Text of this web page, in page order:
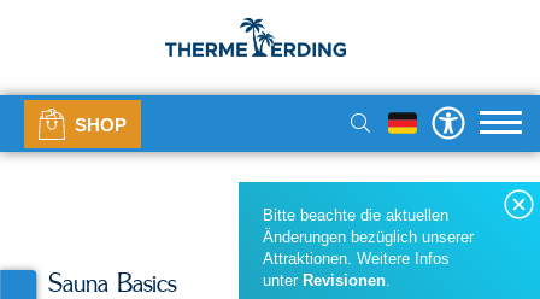
SHOP
Bitte beachte die aktuellen
Änderungen bezüglich unserer
Attraktionen. Weitere Infos
unter Revisionen.
Sauna Basics